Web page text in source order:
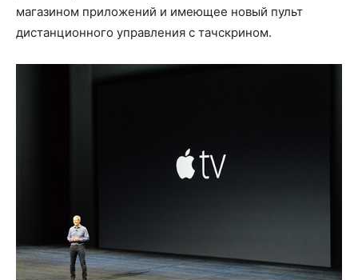
магазином приложений и имеющее новый пульт
дистанционного управления с тачскрином.